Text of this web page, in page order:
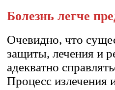
Болезнь легче
Очевидно, что
защиты, лечения и
адекватно
Процесс излечения